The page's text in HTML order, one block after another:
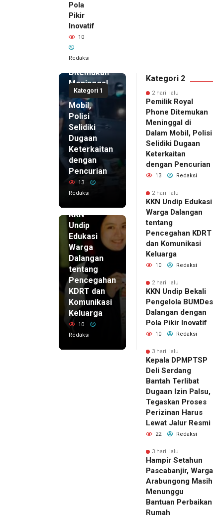
Pola
Pikir
Inovatif
10
Redaksi
Kategori 1
Pemilik
Royal
Phone
Ditemukan
Meninggal
di Dalam
Mobil,
Polisi
Selidiki
Dugaan
Keterkaitan
dengan
Pencurian
13
Redaksi
KKN
Undip
Edukasi
Warga
Dalangan
tentang
Pencegahan
KDRT dan
Komunikasi
Keluarga
10
Redaksi
Kategori 2
2 hari lalu
Pemilik Royal
Phone Ditemukan
Meninggal di
Dalam Mobil, Polisi
Selidiki Dugaan
Keterkaitan
dengan Pencurian
13 Redaksi
2 hari lalu
KKN Undip Edukasi
Warga Dalangan
tentang
Pencegahan KDRT
dan Komunikasi
Keluarga
10 Redaksi
2 hari lalu
KKN Undip Bekali
Pengelola BUMDes
Dalangan dengan
Pola Pikir Inovatif
10 Redaksi
3 hari lalu
Kepala DPMPTSP
Deli Serdang
Bantah Terlibat
Dugaan Izin Palsu,
Tegaskan Proses
Perizinan Harus
Lewat Jalur Resmi
22 Redaksi
3 hari lalu
Hampir Setahun
Pascabanjir, Warga
Arabungong Masih
Menunggu
Bantuan Perbaikan
Rumah